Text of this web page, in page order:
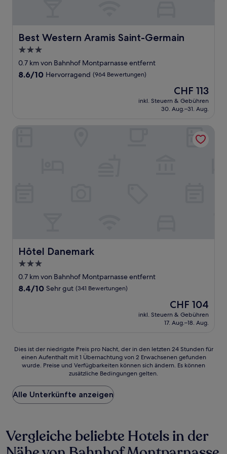
Best Western Aramis Saint-Germain
Best Western Aramis Saint-Germain
3.0-
Sterne-
Unterkunft
0.7 km von Bahnhof Montparnasse entfernt
8.6
8.6/10 Hervorragend (964 Bewertungen)
Der
Preis
beträgt
CHF 113
inkl. Steuern & Gebühren
30. Aug.–31. Aug.
Hôtel Danemark
Hôtel Danemark
3.0-
Sterne-
Unterkunft
0.7 km von Bahnhof Montparnasse entfernt
8.4
8.4/10 Sehr gut (341 Bewertungen)
Der
Preis
beträgt
CHF 104
inkl. Steuern & Gebühren
17. Aug.–18. Aug.
Dies
der
Preis
pro
Nacht,
den
letzten
24 Stunden
Dies ist der niedrigste Preis pro Nacht, der in den letzten 24 Stunden für
einen Aufenthalt mit 1 Übernachtung von 2 Erwachsenen gefunden
wurde. Preise und Verfügbarkeiten können sich ändern. Es können
zusätzliche Bedingungen gelten.
Alle Unterkünfte anzeigen
Vergleiche beliebte Hotels in der